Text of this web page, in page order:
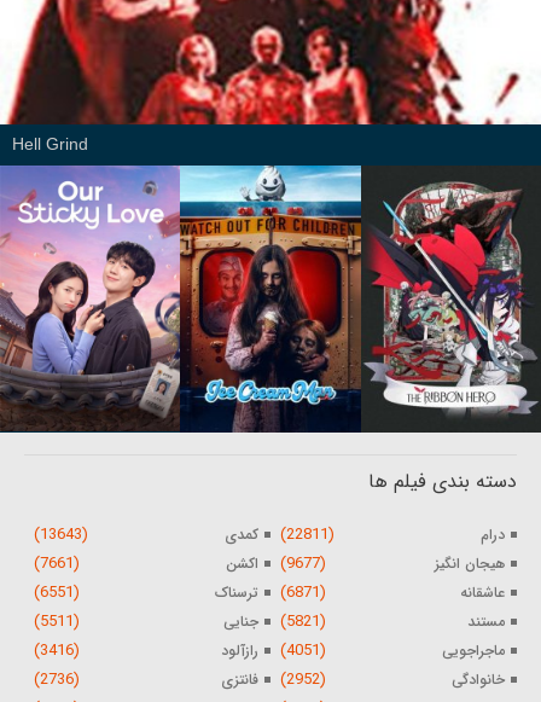
Hell Grind
دسته بندی فیلم ها
درام (22811) کمدی (13643)
هیجان انگیز (9677) اکشن (7661)
عاشقانه (6871) ترسناک (6551)
مستند (5821) جنایی (5511)
ماجراجویی (4051) رازآلود (3416)
خانوادگی (2952) فانتزی (2736)